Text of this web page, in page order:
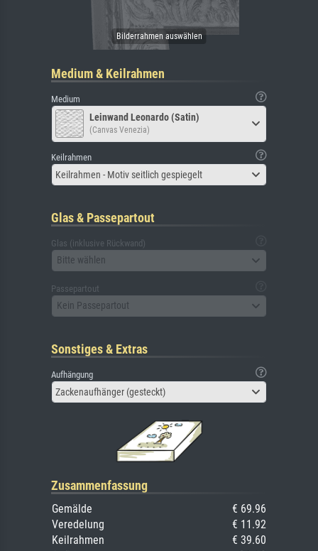
Medium & Keilrahmen
Medium
Leinwand Leonardo (Satin)
(Canvas Venezia)
Keilrahmen
Keilrahmen - Motiv seitlich gespiegelt
Glas & Passepartout
Glas (inklusive Rückwand)
Bitte wählen
Passepartout
Kein Passepartout
Sonstiges & Extras
Aufhängung
Zackenaufhänger (gesteckt)
Zusammenfassung
Gemälde
€ 69.96
Veredelung
€ 11.92
Keilrahmen
€ 39.60